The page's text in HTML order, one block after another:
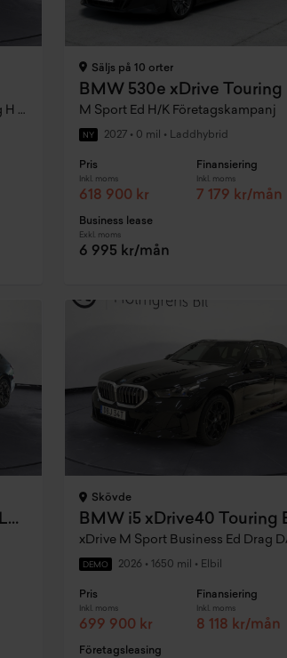
M Sport Innovation Panorama Drag H K DAP
Säljs på 10 orter
M Sport Ed H/K Företagskampanj
NY 2027 • 0 mil • Laddhybrid
Pris
Inkl. moms
618 900 kr
Finansiering
Inkl. moms
7 179 kr/mån
Business lease
Exkl. moms
6 995 kr/mån
BMW 530e xDrive Touring Laddhybrid
Skövde
DEMO 2026 • 1650 mil • Elbil
Pris
Inkl. moms
699 900 kr
Finansiering
Inkl. moms
8 118 kr/mån
Företagsleasing